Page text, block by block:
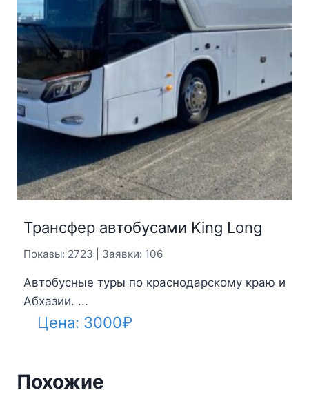
Трансфер автобусами King Long
Показы: 2723 | Заявки: 106
Автобусные туры по краснодарскому краю и
Абхазии. ...
Цена: 3000₽
Похожие